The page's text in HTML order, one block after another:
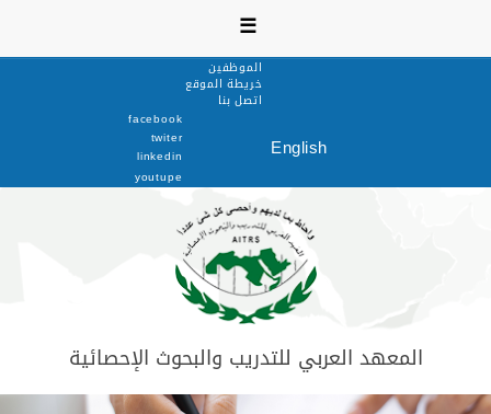
☰
الموظفين
خريطة الموقع
اتصل بنا
facebook
twiter
linkedin
youtupe
English
المعهد العربي للتدريب والبحوث الإحصائية